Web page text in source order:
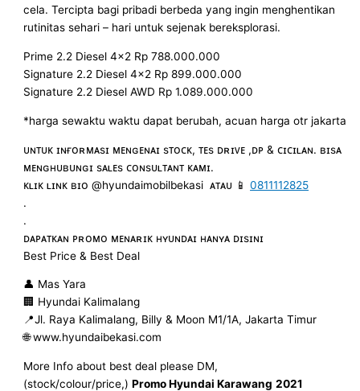
cela. Tercipta bagi pribadi berbeda yang ingin menghentikan
rutinitas sehari – hari untuk sejenak bereksplorasi.
Prime 2.2 Diesel 4×2 Rp 788.000.000
Signature 2.2 Diesel 4×2 Rp 899.000.000
Signature 2.2 Diesel AWD Rp 1.089.000.000
*harga sewaktu waktu dapat berubah, acuan harga otr jakarta
ᴜɴᴛᴜᴋ ɪɴғᴏʀᴍᴀsɪ ᴍᴇɴɢᴇɴᴀɪ sᴛᴏᴄᴋ, ᴛᴇs ᴅʀɪᴠᴇ ,ᴅᴘ & ᴄɪᴄɪʟᴀɴ. ʙɪsᴀ
ᴍᴇɴɢʜᴜʙᴜɴɢɪ sᴀʟᴇs ᴄᴏɴsᴜʟᴛᴀɴᴛ ᴋᴀᴍɪ.
ᴋʟɪᴋ ʟɪɴᴋ ʙɪᴏ @hyundaimobilbekasi ᴀᴛᴀᴜ 📱0811112825
.
.
ᴅᴀᴘᴀᴛᴋᴀɴ ᴘʀᴏᴍᴏ ᴍᴇɴᴀʀɪᴋ ʜʏᴜɴᴅᴀɪ ʜᴀɴʏᴀ ᴅɪsɪɴɪ
Best Price & Best Deal
👤 Mas Yara
🏢 Hyundai Kalimalang
📍Jl. Raya Kalimalang, Billy & Moon M1/1A, Jakarta Timur
🌐 www.hyundaibekasi.com
More Info about best deal please DM,
(stock/colour/price,)Promo Hyundai Karawang 2021